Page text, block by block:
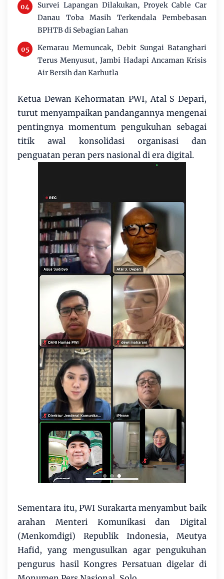
Survei Lapangan Dilakukan, Proyek Cable Car
Danau Toba Masih Terkendala Pembebasan
BPHTB di Sebagian Lahan
Kemarau Memuncak, Debit Sungai Batanghari
Terus Menyusut, Jambi Hadapi Ancaman Krisis
Air Bersih dan Karhutla
Ketua Dewan Kehormatan PWI, Atal S Depari,
turut menyampaikan pandangannya mengenai
pentingnya momentum pengukuhan sebagai
titik awal konsolidasi organisasi dan
penguatan peran pers nasional di era digital.
Sementara itu, PWI Surakarta menyambut baik
arahan Menteri Komunikasi dan Digital
(Menkomdigi) Republik Indonesia, Meutya
Hafid, yang mengusulkan agar pengukuhan
pengurus hasil Kongres Persatuan digelar di